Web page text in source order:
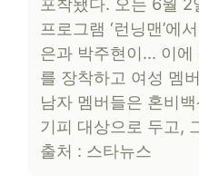
프로그램 ‘런닝맨’에
은과 박주현이… 이에
를 장착하고 여성 멤
남자 멤버들은 혼비백
기피 대상으로 두고,
출처 : 스타뉴스